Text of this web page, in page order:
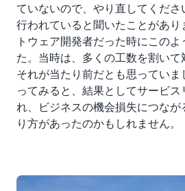
ていないので、やり直してくだ
行われていると聞いたことがあり
トウェア開発者だった時にこの
た。当時は、多くの工数を割いて
それが当たり前だとも思ってい
ってみると、結果としてサービ
れ、ビジネスの機会損失につな
り方があったのかもしれません。